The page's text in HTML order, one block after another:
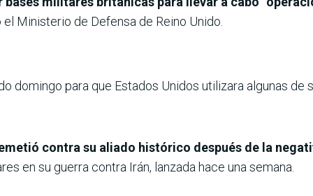
Ministerio de Defensa de Reino Unido.
domingo para que Estados Unidos utilizara algunas
contra su aliado histórico después de la
en su guerra contra Irán, lanzada hace una semana.